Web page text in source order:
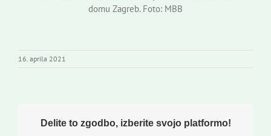
domu Zagreb. Foto: MBB
16. aprila 2021
Delite to zgodbo, izberite svojo platformo!